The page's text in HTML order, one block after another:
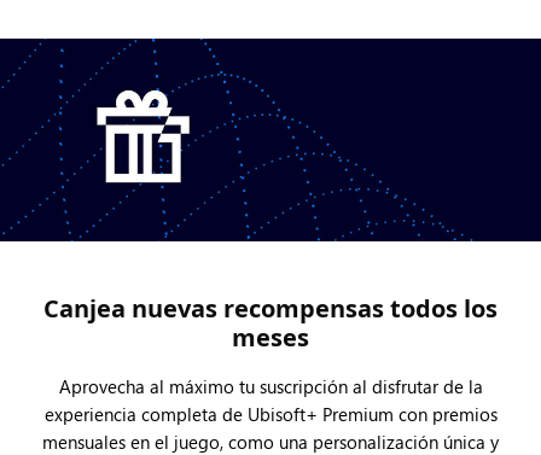
Canjea nuevas recompensas todos los
meses
Aprovecha al máximo tu suscripción al disfrutar de la
experiencia completa de Ubisoft+ Premium con premios
mensuales en el juego, como una personalización única y